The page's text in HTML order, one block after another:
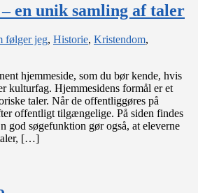
en unik samling af taler
følger jeg, Historie, Kristendom,
hjemmeside, som du bør kende, hvis
kulturfag. Hjemmesidens formål er et
taler. Når de offentliggøres på
offentligt tilgængelige. På siden findes
god søgefunktion gør også, at eleverne
[…]